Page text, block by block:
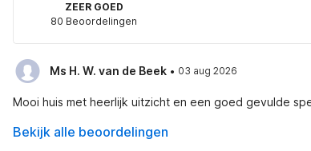
ZEER GOED
80 Beoordelingen
Ms H. W. van de Beek · 03 aug 2026
Mooi huis met heerlijk uitzicht en een goed gevulde
Bekijk alle beoordelingen